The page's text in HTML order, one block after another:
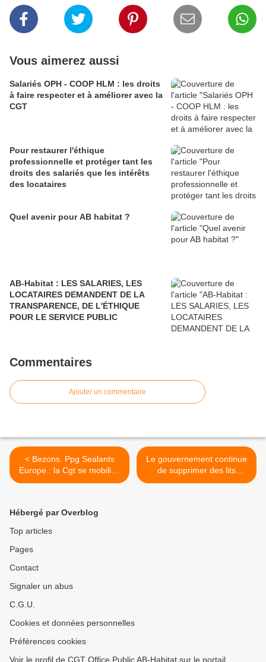
Vous aimerez aussi
Salariés OPH - COOP HLM : les droits
à faire respecter et à améliorer avec la
CGT
Pour restaurer l'éthique
professionnelle et protéger tant les
droits des salariés que les intérêts
des locataires
Quel avenir pour AB habitat ?
AB-Habitat : LES SALARIES, LES
LOCATAIRES DEMANDENT DE LA
TRANSPARENCE, DE L'ÉTHIQUE
POUR LE SERVICE PUBLIC
Commentaires
Ajouter un commentaire
< Bezons. Ppg Sealants
Europe : la Cgt se mobilise
contre la fermeture de
Le gouvernement continue
de supprimer des lits
d’hospitalisation : la carte
Hébergé par Overblog
Top articles
Pages
Contact
Signaler un abus
C.G.U.
Cookies et données personnelles
Préférences cookies
Voir le profil de CGT Office Public AB-Habitat sur le portail